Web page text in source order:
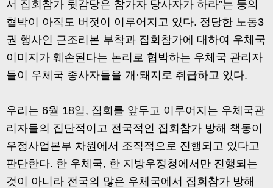
서 집회참가 뒷감당은 참가자 당사자가 하라”는 등의
협박이 아직도 버젓이 이루어지고 있다. 정당한 노동3
권 행사인 근조리본 부착과 집회참가에 대하여 우체국
이미지가 훼손된다는 논리로 협박하는 우체국 관리자
들이 우체국 종사자들을 개·돼지로 취급하고 있다.
우리는 6월 18일, 집회를 앞두고 이루어지는 우체국관
리자들의 집단적이고 전국적인 집회참가 방해 책동이
우정사업본부 차원에서 조직적으로 진행되고 있다고
판단한다. 한 우체국, 한 지방우정청에서만 진행되는
것이 아니라 전국의 많은 우체국에서 집회참가 방해